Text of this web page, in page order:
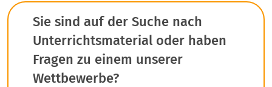
Sie sind auf der Suche nach
Unterrichtsmaterial oder haben
Fragen zu einem unserer
Wettbewerbe?